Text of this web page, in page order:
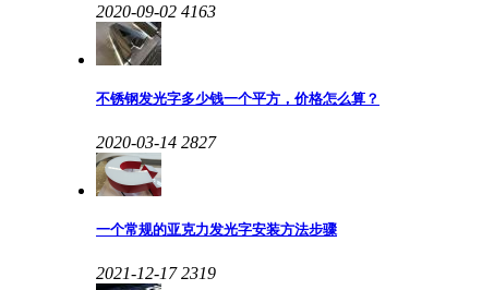
2020-09-02 4163
不锈钢发光字多少钱一个平方，价格怎么算？
2020-03-14 2827
一个常规的亚克力发光字安装方法步骤
2021-12-17 2319